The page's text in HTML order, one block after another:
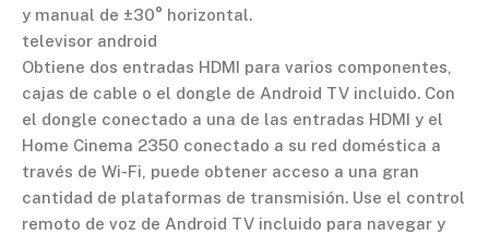
y manual de ±30° horizontal.
televisor android
Obtiene dos entradas HDMI para varios componentes,
cajas de cable o el dongle de Android TV incluido. Con
el dongle conectado a una de las entradas HDMI y el
Home Cinema 2350 conectado a su red doméstica a
través de Wi-Fi, puede obtener acceso a una gran
cantidad de plataformas de transmisión. Use el control
remoto de voz de Android TV incluido para navegar y